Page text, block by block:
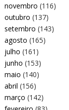
novembro (116)
outubro (137)
setembro (143)
agosto (165)
julho (161)
junho (153)
maio (140)
abril (156)
março (142)